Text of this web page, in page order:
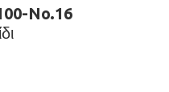
No.16